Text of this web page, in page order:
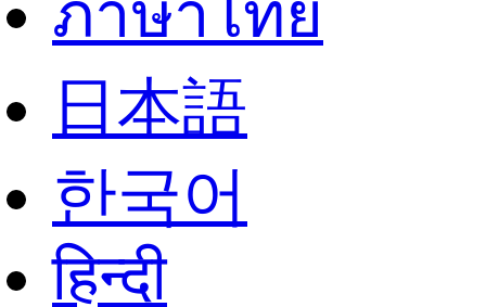
ภาษาไทย
日本語
한국어
हिन्दी